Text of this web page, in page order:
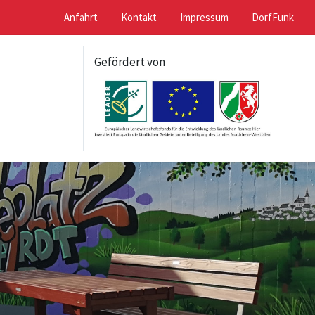
Anfahrt Kontakt Impressum DorfFunk
Gefördert von